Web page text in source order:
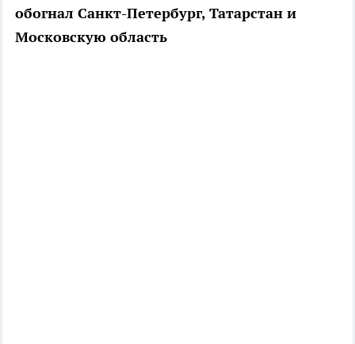
обогнал Санкт-Петербург, Татарстан и
Московскую область